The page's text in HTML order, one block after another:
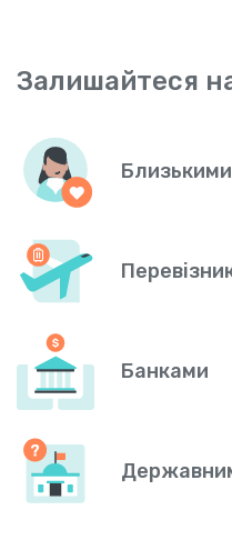
Залишайтеся
Близькими
Банками